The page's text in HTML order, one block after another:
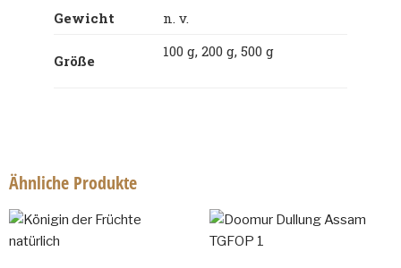
Gewicht n. v.
Größe
100 g, 200 g, 500 g
Ähnliche Produkte